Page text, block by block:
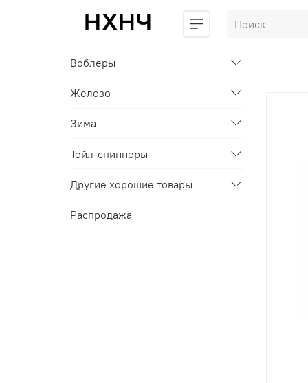
Воблеры
Железо
Зима
Тейл-спиннеры
Другие хорошие товары
Распродажа